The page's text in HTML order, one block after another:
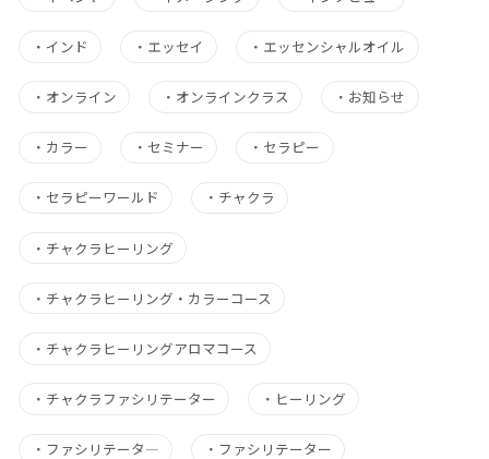
・ インド ・ エッセイ ・ エッセンシャルオイル
・ オンライン ・ オンラインクラス ・ お知らせ
・ カラー ・ セミナー ・ セラピー
・ セラピーワールド ・ チャクラ
・ チャクラヒーリング
・ チャクラヒーリング・カラーコース
・ チャクラヒーリングアロマコース
・ チャクラファシリテーター ・ ヒーリング
・ ファシリテータ― ・ ファシリテーター